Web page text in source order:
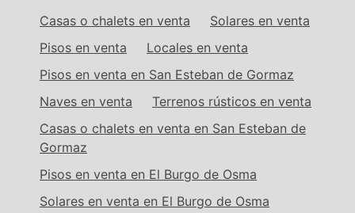
Casas o chalets en venta
Solares en venta
Pisos en venta
Locales en venta
Pisos en venta en San Esteban de Gormaz
Naves en venta
Terrenos rústicos en venta
Casas o chalets en venta en San Esteban de
Gormaz
Pisos en venta en El Burgo de Osma
Solares en venta en El Burgo de Osma